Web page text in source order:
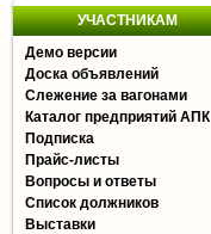
УЧАСТНИКАМ
Демо версии
Доска объявлений
Слежение за вагонами
Каталог предприятий АПК
Подписка
Прайс-листы
Вопросы и ответы
Список должников
Выставки